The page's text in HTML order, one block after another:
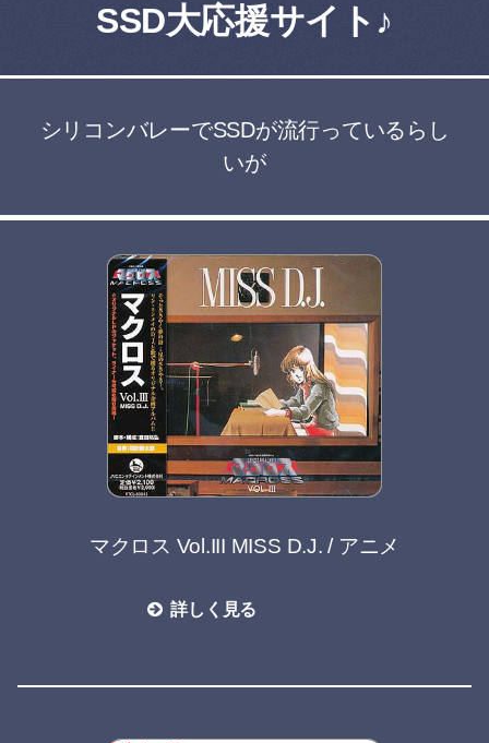
SSD大応援サイト♪
シリコンバレーでSSDが流行っているらし
いが
マクロス Vol.III MISS D.J. / アニメ
詳しく見る